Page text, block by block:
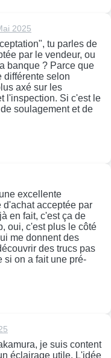
2025
tu parles de
par le vendeur, ou
banque ? Parce que
différente selon
axé sur les
l'inspection. Si c'est le
soulagement et de
excellente
acceptée par
en fait, c'est ça de
oui, c'est plus le côté
me donnent des
des trucs pas
si on a fait une pré-
je suis content
éclairage utile. L'idée